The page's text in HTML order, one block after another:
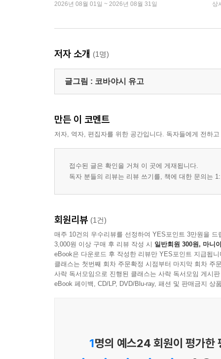
2026년 08월 01일 ~ 2026년 08월 31일 상
저자 소개 (1명)
글그림 : 코바야시 유고
만든 이 코멘트
저자, 역자, 편집자를 위한 공간입니다. 독자들에게 전하
접수된 글은 확인을 거쳐 이 곳에 게재됩니다.
독자 분들의 리뷰는 리뷰 쓰기를, 책에 대한 문의는
회원리뷰 (1건)
매주 10건의 우수리뷰를 선정하여 YES포인트 3만원을 드
3,000원 이상 구매 후 리뷰 작성 시 일반회원 300원, 마니
eBook은 다운로드 후 작성한 리뷰만 YES포인트 지급됩니
클래스는 첫번째 회차 주문확정 시점부터 마지막 회차 주
사락 독서모임으로 진행된 클래스는 사락 독서모임 게시
eBook 페이백, CD/LP, DVD/Blu-ray, 패션 및 판매금지 상
1명의 예스24 회원이 평가한